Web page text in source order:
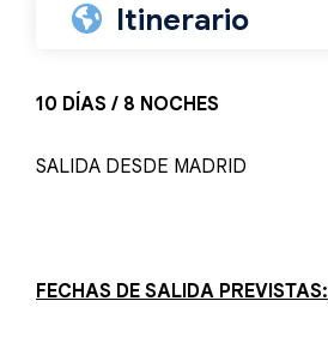
Itinerario
10 DÍAS / 8 NOCHES
SALIDA DESDE MADRID
FECHAS DE SALIDA PREVISTAS: